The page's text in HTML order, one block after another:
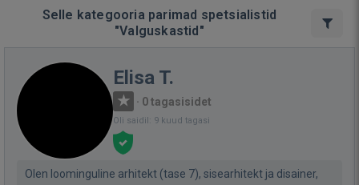
Selle kategooria parimad spetsialistid
"Valguskastid"
Elisa T.
· 0 tagasisidet
Oli saidil: 9 kuud tagasi
Olen loominguline arhitekt (tase 7), sisearhitekt ja disainer,